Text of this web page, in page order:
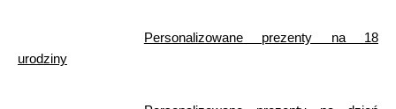
Personalizowane prezenty na 18
urodziny